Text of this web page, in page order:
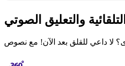
والتعليق الصوتي